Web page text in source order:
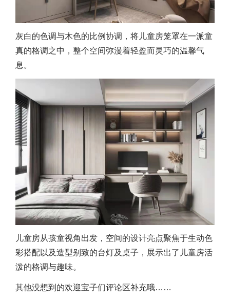
灰白的色调与木色的比例协调，将儿童房笼罩在一派童
真的格调之中，整个空间弥漫着轻盈而灵巧的温馨气
息。
儿童房从孩童视角出发，空间的设计亮点聚焦于生动色
彩搭配以及造型别致的台灯及桌子，展示出了儿童房活
泼的格调与趣味。
其他没想到的欢迎宝子们评论区补充哦……